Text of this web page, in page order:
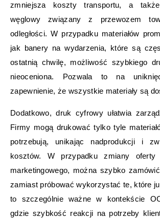
zmniejsza koszty transportu, a
węglowy związany z przewozem
odległości. W przypadku materiałów
jak banery na wydarzenia, które są
ostatnią chwilę, możliwość szybkiego
nieoceniona. Pozwala to na
zapewnienie, że wszystkie materiały są
Dodatkowo, druk cyfrowy ułatwia
Firmy mogą drukować tylko tyle
potrzebują, unikając nadprodukcji i
kosztów. W przypadku zmiany oferty
marketingowego, można szybko
zamiast próbować wykorzystać te, które
to szczególnie ważne w kontekście
gdzie szybkość reakcji na potrzeby